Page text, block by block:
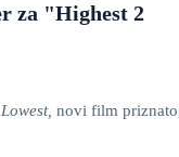
za "Highest 2
novi film